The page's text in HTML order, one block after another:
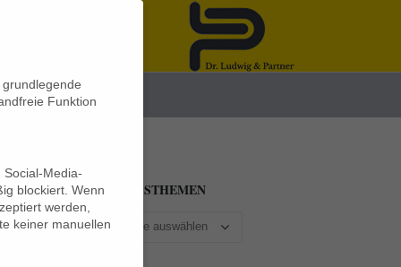
News
BEITRAGSTHEMEN
Funktion
Media-
blockiert. Wenn
werden,
keiner manuellen